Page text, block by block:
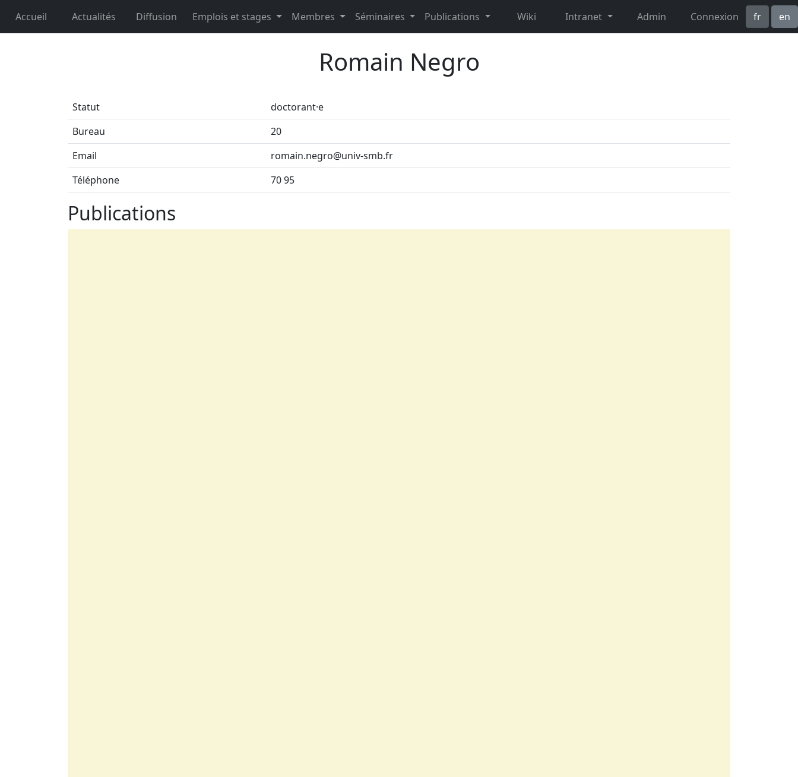
Accueil Actualités Diffusion Emplois et stages Membres Séminaires Publications Wiki Intranet Admin Connexion fr en
Romain Negro
Statut
doctorant·e
Bureau
20
Email
romain.negro@univ-smb.fr
Téléphone
70 95
Publications